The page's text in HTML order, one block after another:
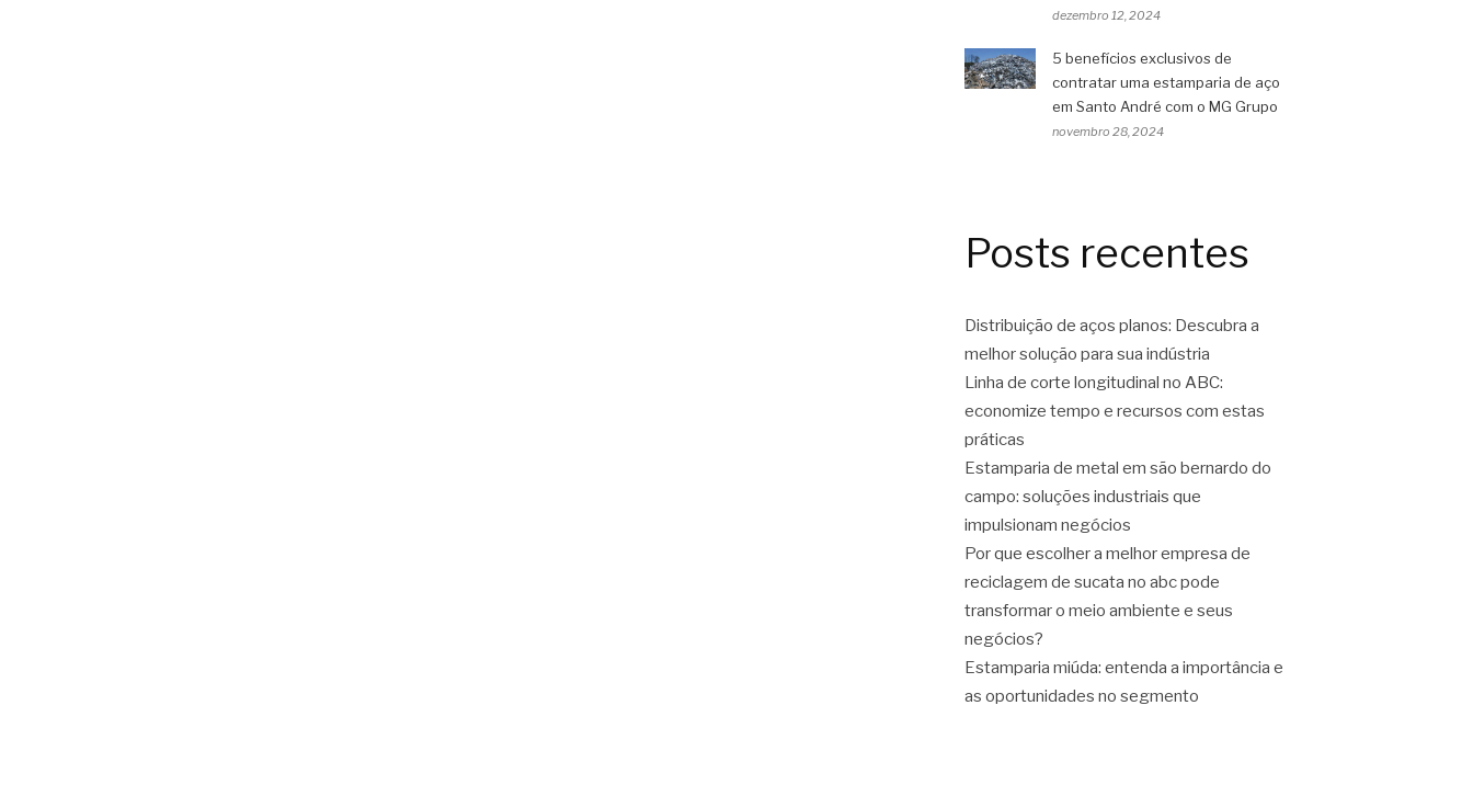
dezembro 12, 2024
5 benefícios exclusivos de
contratar uma estamparia de aço
em Santo André com o MG Grupo
novembro 28, 2024
Posts recentes
Distribuição de aços planos: Descubra a
melhor solução para sua indústria
Linha de corte longitudinal no ABC:
economize tempo e recursos com estas
práticas
Estamparia de metal em são bernardo do
campo: soluções industriais que
impulsionam negócios
Por que escolher a melhor empresa de
reciclagem de sucata no abc pode
transformar o meio ambiente e seus
negócios?
Estamparia miúda: entenda a importância e
as oportunidades no segmento